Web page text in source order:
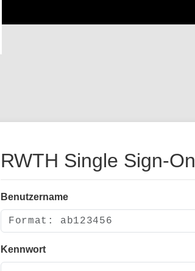
RWTH Single Sign-On
Benutzername
Kennwort